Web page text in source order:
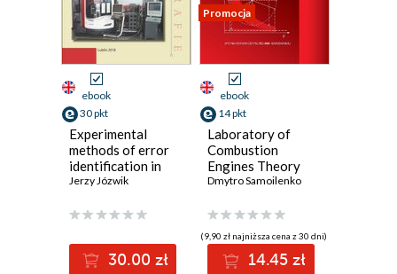
ebook
30 pkt
Experimental
methods of error
identification in
CNC machine tool
Jerzy Józwik
30.00 zł
Promocja
ebook
14 pkt
Laboratory of
Combustion
Engines Theory
Dmytro Samoilenko
(9,90 zł najniższa cena z 30 dni)
14.45 zł